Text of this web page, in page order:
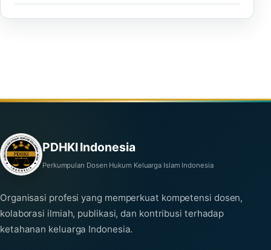
PDHKI Indonesia
Perkumpulan Dosen Hukum Keluarga Islam Indonesia
Organisasi profesi yang memperkuat kompetensi dosen,
kolaborasi ilmiah, publikasi, dan kontribusi terhadap
ketahanan keluarga Indonesia.